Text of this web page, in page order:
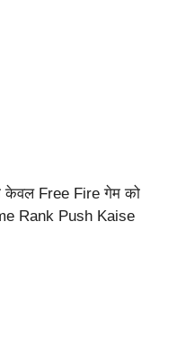
केवल Free Fire गेम को
Rank Push Kaise